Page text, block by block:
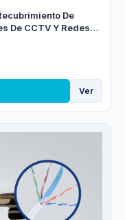
De
De CCTV Y Redes
Ver